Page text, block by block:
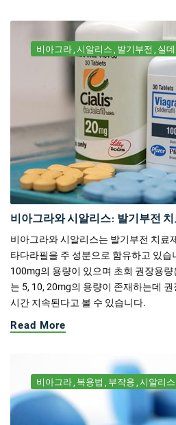
비아그라 시알리스 발기부전 실
비아그라와 시알리스: 발기부전
비아그라와 시알리스는 발기부전 치료
타다라필을 주 성분으로 함유하고 있
100mg의 용량이 있으며 초회 권장용
는 5, 10, 20mg의 용량이 존재하는데
시간 지속된다고 볼 수 있습니다.
Read More
비아그라 복용법 부작용 시알리스